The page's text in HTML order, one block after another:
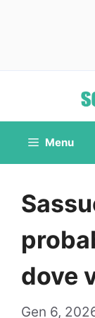
contenuto
Menu
dove
Gen 6,